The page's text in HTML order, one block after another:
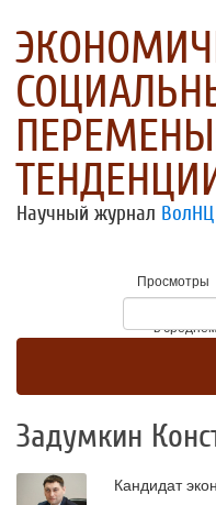
Научный журнал
Просмотры
Посетители
* - в
Задумкин
Кандидат